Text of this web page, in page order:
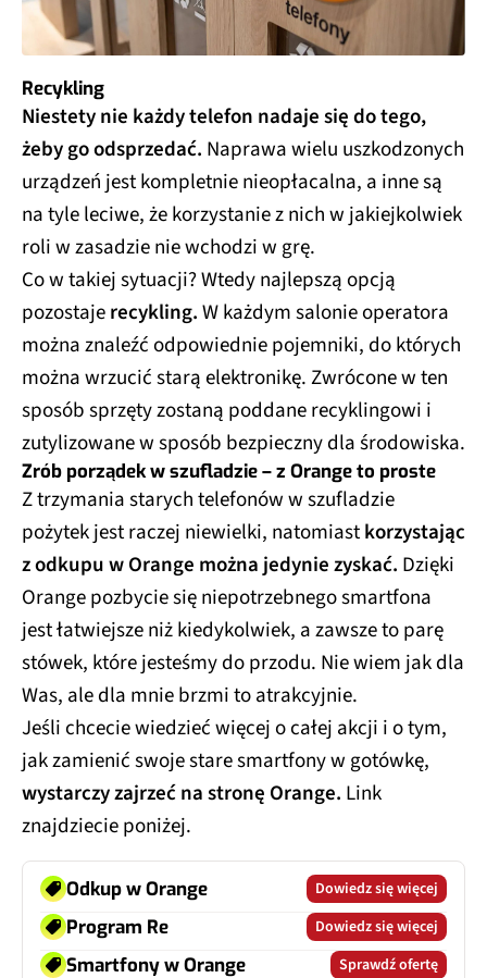
Recykling
Niestety nie każdy telefon nadaje się do tego,
żeby go odsprzedać. Naprawa wielu uszkodzonych
urządzeń jest kompletnie nieopłacalna, a inne są
na tyle leciwe, że korzystanie z nich w jakiejkolwiek
roli w zasadzie nie wchodzi w grę.
Co w takiej sytuacji? Wtedy najlepszą opcją
pozostajerecykling.W każdym salonie operatora
można znaleźć odpowiednie pojemniki, do których
można wrzucić starą elektronikę. Zwrócone w ten
sposób sprzęty zostaną poddane recyklingowi i
zutylizowane w sposób bezpieczny dla środowiska.
Zrób porządek w szufladzie – z Orange to proste
Z trzymania starych telefonów w szufladzie
pożytek jest raczej niewielki, natomiastkorzystając
z odkupu w Orange można jedynie zyskać. Dzięki
Orange pozbycie się niepotrzebnego smartfona
jest łatwiejsze niż kiedykolwiek, a zawsze to parę
stówek, które jesteśmy do przodu. Nie wiem jak dla
Was, ale dla mnie brzmi to atrakcyjnie.
Jeśli chcecie wiedzieć więcej o całej akcji i o tym,
jak zamienić swoje stare smartfony w gotówkę,
wystarczy zajrzeć na stronę Orange. Link
znajdziecie poniżej.
Odkup w Orange Dowiedz się więcej
Program Re Dowiedz się więcej
Smartfony w Orange Sprawdź ofertę